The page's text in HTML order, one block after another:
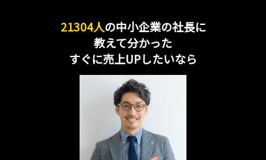
21304人の中小企業の社長に
教えて分かった
すぐに売上UPしたいなら